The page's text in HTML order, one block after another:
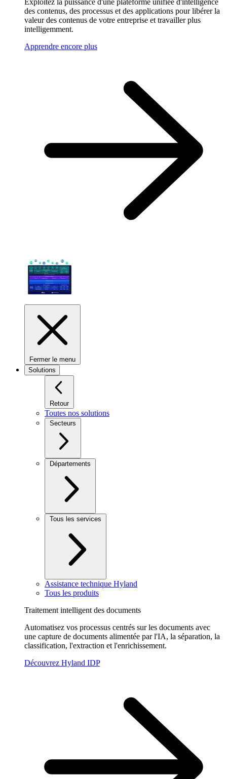
Exploitez la puissance d'une plateforme unifiée d'intelligence
des contenus, des processus et des applications pour libérer la
valeur des contenus de votre entreprise et travailler plus
intelligemment.
Apprendre encore plus
Fermer le menu
Solutions
Retour
Toutes nos solutions
Secteurs
Départements
Tous les services
Assistance technique Hyland
Tous les produits
Traitement intelligent des documents
Automatisez vos processus centrés sur les documents avec
une capture de documents alimentée par l'IA, la séparation, la
classification, l'extraction et l'enrichissement.
Découvrez Hyland IDP